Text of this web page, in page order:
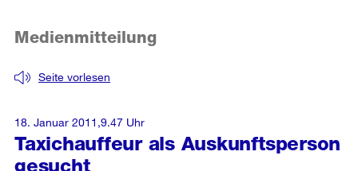
Taxichauffeur als Auskunftsperson
gesucht
Seite vorlesen
Medienmitteilung
18. Januar 2011,9.47 Uhr